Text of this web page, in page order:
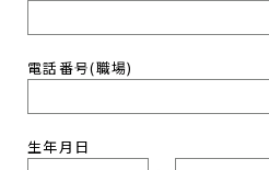
電話番号(職場)
生年月日